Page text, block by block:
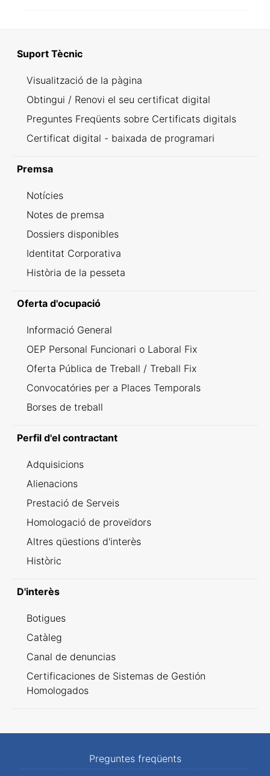
Suport Tècnic
Visualització de la pàgina
Obtingui / Renovi el seu certificat digital
Preguntes Freqüents sobre Certificats digitals
Certificat digital - baixada de programari
Premsa
Notícies
Notes de premsa
Dossiers disponibles
Identitat Corporativa
Història de la pesseta
Oferta d'ocupació
Informació General
OEP Personal Funcionari o Laboral Fix
Oferta Pública de Treball / Treball Fix
Convocatóries per a Places Temporals
Borses de treball
Perfil d'el contractant
Adquisicions
Alienacions
Prestació de Serveis
Homologació de proveïdors
Altres qüestions d'interès
Històric
D'interès
Botigues
Catàleg
Canal de denuncias
Certificaciones de Sistemas de Gestión
Homologados
Preguntes freqüents